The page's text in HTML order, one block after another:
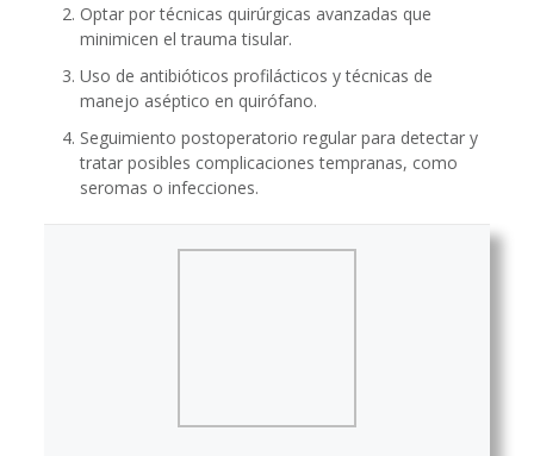
Optar por técnicas quirúrgicas avanzadas que
minimicen el trauma tisular.
Uso de antibióticos profilácticos y técnicas de
manejo aséptico en quirófano.
Seguimiento postoperatorio regular para detectar y
tratar posibles complicaciones tempranas, como
seromas o infecciones.